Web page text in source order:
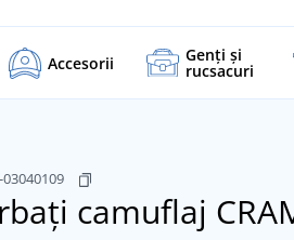
Accesorii Genți și
rucsacuri
03040109
camuflaj